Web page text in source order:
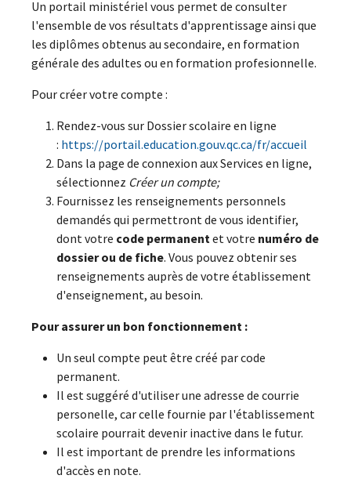
Un portail ministériel vous permet de consulter
l'ensemble de vos résultats d'apprentissage ainsi que
les diplômes obtenus au secondaire, en formation
générale des adultes ou en formation profesionnelle.
Pour créer votre compte :
Rendez-vous sur Dossier scolaire en ligne
: https://portail.education.gouv.qc.ca/fr/accueil
Dans la page de connexion aux Services en ligne,
sélectionnez Créer un compte;
Fournissez les renseignements personnels
demandés qui permettront de vous identifier,
dont votre code permanent et votre numéro de
dossier ou de fiche. Vous pouvez obtenir ses
renseignements auprès de votre établissement
d'enseignement, au besoin.
Pour assurer un bon fonctionnement :
Un seul compte peut être créé par code
permanent.
Il est suggéré d'utiliser une adresse de courrie
personelle, car celle fournie par l'établissement
scolaire pourrait devenir inactive dans le futur.
Il est important de prendre les informations
d'accès en note.